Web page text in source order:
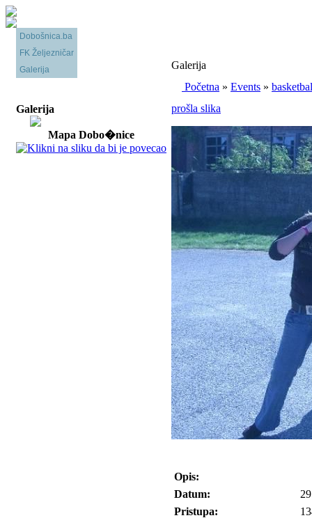
Dobošnica.ba
FK Željezničar
Galerija
Galerija
Mapa Dobo�nice
Galerija
Početna » Events »
prošla slika
Opis:
Datum:
Pristupa: